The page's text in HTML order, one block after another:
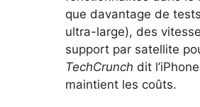
que davantage de
ultra-large), des
support par satellite
TechCrunch dit
maintient les coûts.